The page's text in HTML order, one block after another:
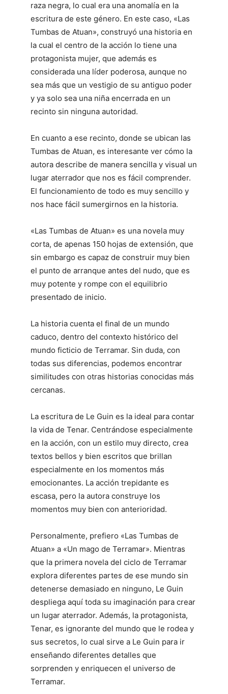
raza negra, lo cual era una anomalía en la
escritura de este género. En este caso, «Las
Tumbas de Atuan», construyó una historia en
la cual el centro de la acción lo tiene una
protagonista mujer, que además es
considerada una líder poderosa, aunque no
sea más que un vestigio de su antiguo poder
y ya solo sea una niña encerrada en un
recinto sin ninguna autoridad.
En cuanto a ese recinto, donde se ubican las
Tumbas de Atuan, es interesante ver cómo la
autora describe de manera sencilla y visual un
lugar aterrador que nos es fácil comprender.
El funcionamiento de todo es muy sencillo y
nos hace fácil sumergirnos en la historia.
«Las Tumbas de Atuan» es una novela muy
corta, de apenas 150 hojas de extensión, que
sin embargo es capaz de construir muy bien
el punto de arranque antes del nudo, que es
muy potente y rompe con el equilibrio
presentado de inicio.
La historia cuenta el final de un mundo
caduco, dentro del contexto histórico del
mundo ficticio de Terramar. Sin duda, con
todas sus diferencias, podemos encontrar
similitudes con otras historias conocidas más
cercanas.
La escritura de Le Guin es la ideal para contar
la vida de Tenar. Centrándose especialmente
en la acción, con un estilo muy directo, crea
textos bellos y bien escritos que brillan
especialmente en los momentos más
emocionantes. La acción trepidante es
escasa, pero la autora construye los
momentos muy bien con anterioridad.
Personalmente, prefiero «Las Tumbas de
Atuan» a «Un mago de Terramar». Mientras
que la primera novela del ciclo de Terramar
explora diferentes partes de ese mundo sin
detenerse demasiado en ninguno, Le Guin
despliega aquí toda su imaginación para crear
un lugar aterrador. Además, la protagonista,
Tenar, es ignorante del mundo que le rodea y
sus secretos, lo cual sirve a Le Guin para ir
enseñando diferentes detalles que
sorprenden y enriquecen el universo de
Terramar.